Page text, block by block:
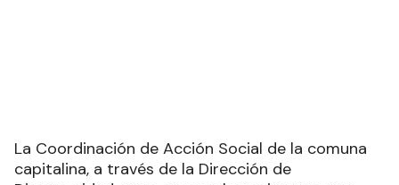
La Coordinación de Acción Social de la comuna
capitalina, a través de la Dirección de